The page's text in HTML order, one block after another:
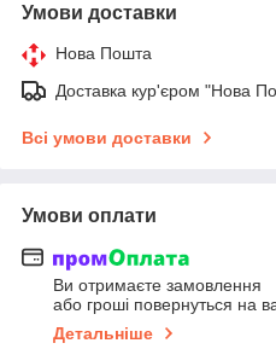
Умови доставки
Нова Пошта
Доставка кур'єром "Нова
Всі умови доставки
Умови оплати
Ви отримаєте замовлення
або гроші повернуться на
Детальніше